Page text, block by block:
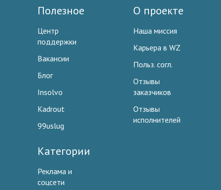
Полезное
Центр
поддержки
Вакансии
Блог
Insolvo
Kadrout
99uslug
О проекте
Наша миссия
Карьера в WZ
Польз. согл.
Отзывы
заказчиков
Отзывы
исполнителей
Категории
Реклама и
соцсети